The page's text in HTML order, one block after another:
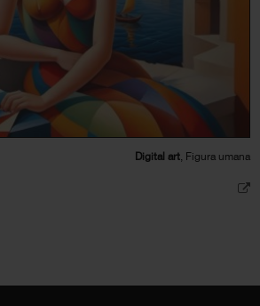
Digital art, Figura umana